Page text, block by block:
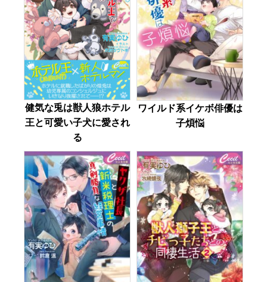
健気な兎は獣人狼ホテル
王と可愛い子犬に愛され
る
ワイルド系イケボ俳優は
子煩悩